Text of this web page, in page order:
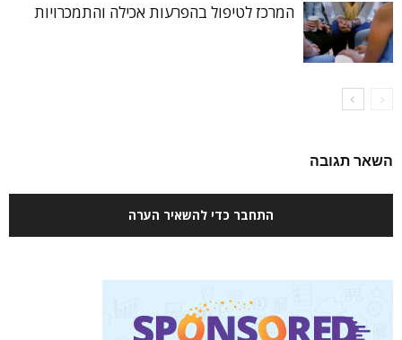
המרכז לטיפול בהפרעות אכילה והתמכרויות
השאר תגובה
התחבר כדי להשאיר הערה